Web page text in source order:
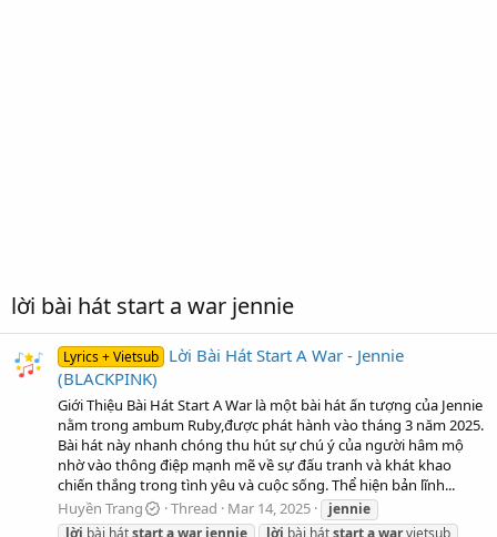
lời bài hát start a war jennie
Lyrics + Vietsub Lời Bài Hát Start A War - Jennie
(BLACKPINK)
Giới Thiệu Bài Hát Start A War là một bài hát ấn tượng của Jennie
nằm trong ambum Ruby,được phát hành vào tháng 3 năm 2025.
Bài hát này nhanh chóng thu hút sự chú ý của người hâm mộ
nhờ vào thông điệp mạnh mẽ về sự đấu tranh và khát khao
chiến thắng trong tình yêu và cuộc sống. Thể hiện bản lĩnh...
Huyền Trang
Thread Mar 14, 2025
jennie
lời bài hátstartawar jennie lời bài hátstartawarvietsub